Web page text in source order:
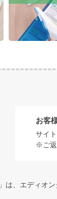
お客
サイ
※ご返
は、エディオ